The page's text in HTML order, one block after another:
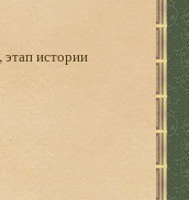
этап истории